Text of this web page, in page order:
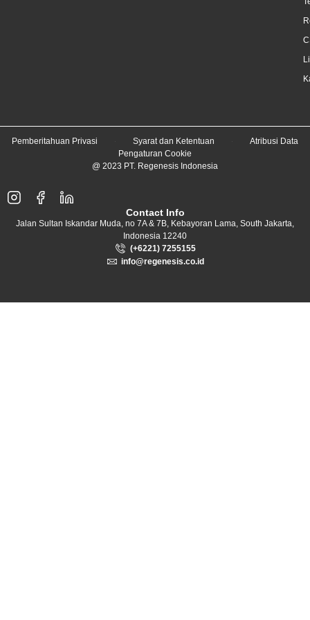
Pemberitahuan Privasi Syarat dan Ketentuan
Atribusi Data
Pengaturan Cookie
@ 2023 PT. Regenesis Indonesia
Contact Info
Jalan Sultan Iskandar Muda, no 7A & 7B, Kebayoran Lama, South Jakarta,
Indonesia 12240
(+6221) 7255155
info@regenesis.co.id